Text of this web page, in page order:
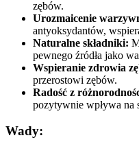
zębów.
Urozmaicenie
antyoksydantów,
Naturalne składniki:
pewnego źródła jako
Wspieranie zdrowia
przerostowi zębów.
Radość z
pozytywnie wpływa na
Wady: